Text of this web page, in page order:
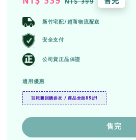
NT$ 399
新竹宅配/超商物流配送
安全支付
公司貨正品保證
適用優惠
百耘圖回饋拼友 / 商品全面85折!
售完